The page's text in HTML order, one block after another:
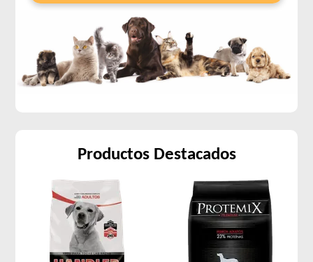
Productos Destacados